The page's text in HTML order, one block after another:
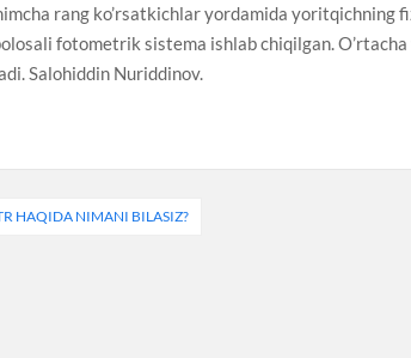
rang ko’rsatkichlar yordamida
fotometrik sistema ishlab chiqilgan.
Salohiddin Nuriddinov.
HAQIDA NIMANI BILASIZ?